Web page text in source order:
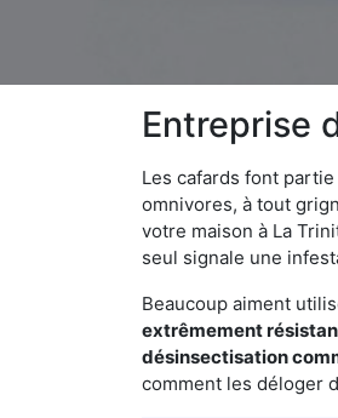
Entreprise
Les cafards font
omnivores, à tout
votre maison à La
seul signale une
Beaucoup aiment
extrêmement
désinsectisation
comment les déloger